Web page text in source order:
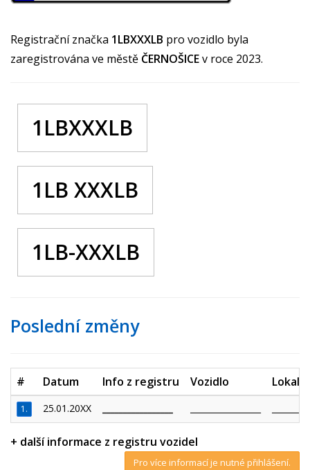
Registrační značka 1LBXXXLB pro vozidlo byla
zaregistrována ve městě ČERNOŠICEv roce 2023.
1LBXXXLB
1LB XXXLB
1LB-XXXLB
Poslední změny
# Datum Info z registru Vozidlo
1. 25.01.20XX
+ další informace z registru vozidel
Pro více informací je nutné přihlášení.